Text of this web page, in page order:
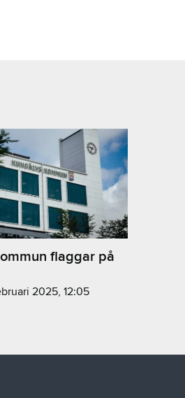
flaggar på
2025, 12:05